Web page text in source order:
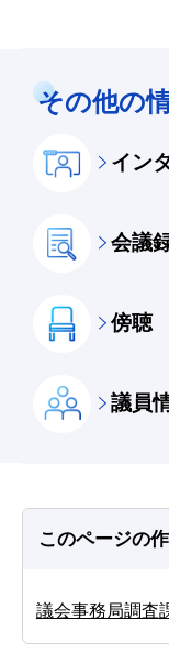
その他の
イン
会議
傍聴
議員
このページの
議会事務局調査